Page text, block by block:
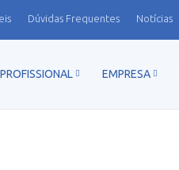
Dúvidas Frequentes Notícias
PROFISSIONAL EMPRESA